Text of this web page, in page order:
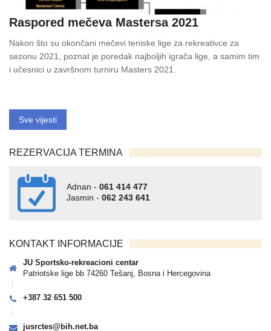
Raspored mečeva Mastersa 2021
Nakon što su okončani mečevi teniske lige za rekreativce za
sezonu 2021, poznat je poredak najboljih igrača lige, a samim tim
i učesnici u završnom turniru Masters 2021.
Sve vijesti
REZERVACIJA TERMINA
Adnan - 061 414 477
Jasmin - 062 243 641
KONTAKT INFORMACIJE
JU Sportsko-rekreacioni centar
Patriotske lige bb 74260 Tešanj, Bosna i Hercegovina
+387 32 651 500
jusrctes@bih.net.ba